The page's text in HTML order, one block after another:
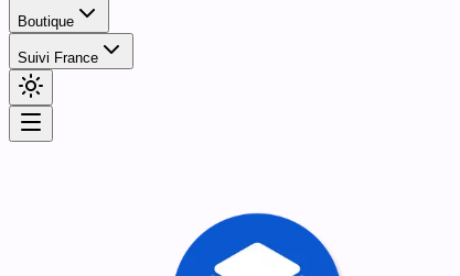
Boutique
Suivi France